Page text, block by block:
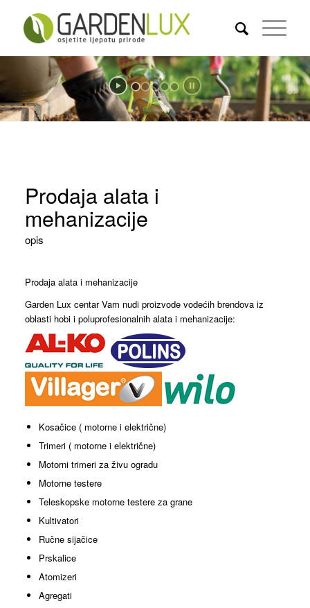
Prodaja alata i
mehanizacije
opis
Prodaja alata i mehanizacije
Garden Lux centar Vam nudi proizvode vodećih brendova iz
oblasti hobi i poluprofesionalnih alata i mehanizacije:
Kosačice ( motorne i električne)
Trimeri ( motorne i električne)
Motorni trimeri za živu ogradu
Motorne testere
Teleskopske motorne testere za grane
Kultivatori
Ručne sijačice
Prskalice
Atomizeri
Agregati